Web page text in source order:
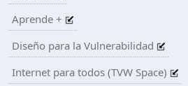
Aprende +
Diseño para la Vulnerabilidad
Internet para todos (TVW Space)